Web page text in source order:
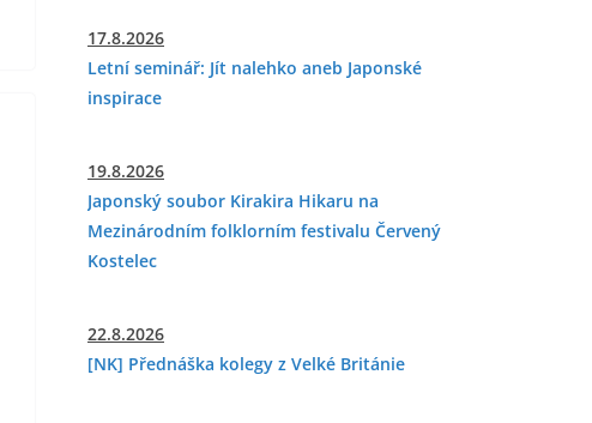
17.8.2026
Letní seminář: Jít nalehko aneb Japonské
inspirace
19.8.2026
Japonský soubor Kirakira Hikaru na
Mezinárodním folklorním festivalu Červený
Kostelec
22.8.2026
[NK] Přednáška kolegy z Velké Británie